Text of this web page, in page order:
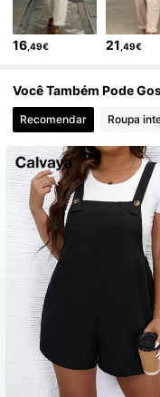
4,70 10K
4,70 10K
4,70 10K
10K
10K
4,70 10K
16 ,49€ 21 ,49€
Você Também Pode
Recomendar Roupa